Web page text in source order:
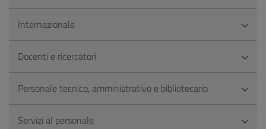
Internazionale
Docenti e ricercatori
Personale tecnico, amministrativo e bibliotecario
Servizi al personale